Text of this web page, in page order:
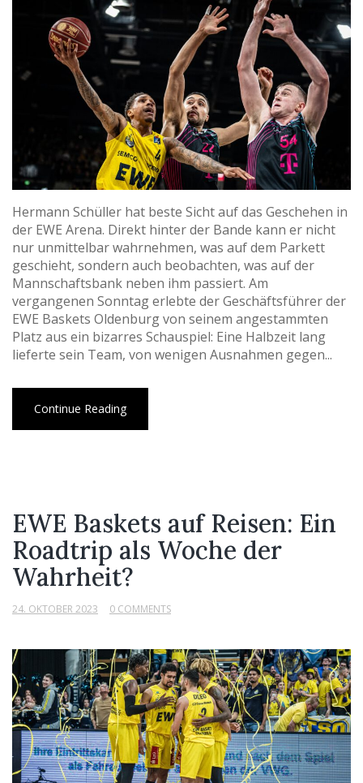
Hermann Schüller hat beste Sicht auf das Geschehen in
der EWE Arena. Direkt hinter der Bande kann er nicht
nur unmittelbar wahrnehmen, was auf dem Parkett
geschieht, sondern auch beobachten, was auf der
Mannschaftsbank neben ihm passiert. Am
vergangenen Sonntag erlebte der Geschäftsführer der
EWE Baskets Oldenburg von seinem angestammten
Platz aus ein bizarres Schauspiel: Eine Halbzeit lang
lieferte sein Team, von wenigen Ausnahmen gegen...
Continue Reading
EWE Baskets auf Reisen: Ein
Roadtrip als Woche der
Wahrheit?
24. OKTOBER 2023 0 COMMENTS